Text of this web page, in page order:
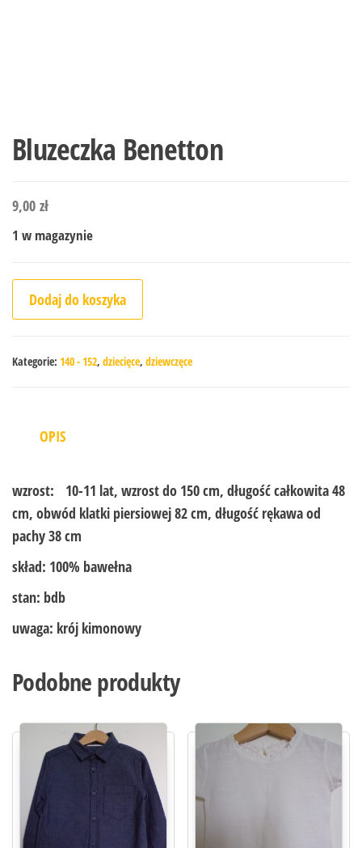
Bluzeczka Benetton
9,00 zł
1 w magazynie
ilość Bluzeczka Benetton
Dodaj do koszyka
Kategorie: 140 - 152, dziecięce, dziewczęce
OPIS
wzrost: 10-11 lat, wzrost do 150 cm, długość całkowita 48
cm, obwód klatki piersiowej 82 cm, długość rękawa od
pachy 38 cm
skład: 100% bawełna
stan: bdb
uwaga: krój kimonowy
Podobne produkty